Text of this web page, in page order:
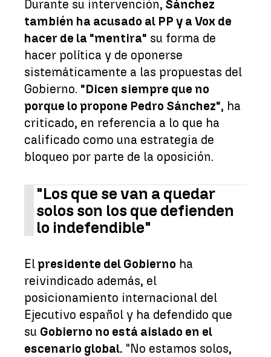
Durante su intervención, Sánchez
también ha acusado al PP y a Vox de
hacer de la "mentira" su forma de
hacer política y de oponerse
sistemáticamente a las propuestas del
Gobierno. "Dicen siempre que no
porque lo propone Pedro Sánchez", ha
criticado, en referencia a lo que ha
calificado como una estrategia de
bloqueo por parte de la oposición.
"Los que se van a quedar
solos son los que defienden
lo indefendible"
El presidente del Gobierno ha
reivindicado además, el
posicionamiento internacional del
Ejecutivo español y ha defendido que
su Gobierno no está aislado en el
escenario global. "No estamos solos,